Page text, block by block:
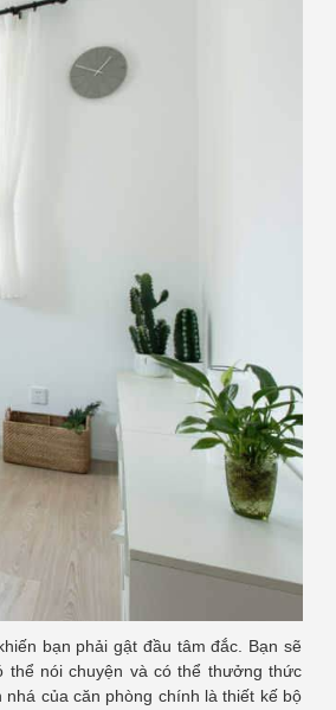
bạn phải gật đầu tâm đắc. Bạn sẽ
thể nói chuyện và có thể thưởng thức
của căn phòng chính là thiết kế bộ